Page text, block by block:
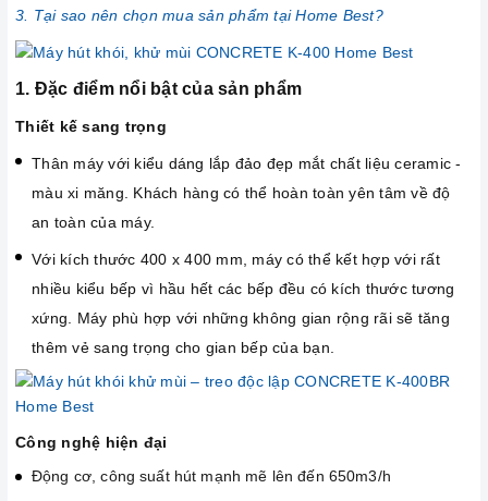
3. Tại sao nên chọn mua sản phẩm tại Home Best?
1. Đặc điểm nổi bật của sản phẩm
Thiết kế sang trọng
Thân máy với kiểu dáng lắp đảo đẹp mắt chất liệu ceramic -
màu xi măng. Khách hàng có thể hoàn toàn yên tâm về độ
an toàn của máy.
Với kích thước 400 x 400 mm, máy có thể kết hợp với rất
nhiều kiểu bếp vì hầu hết các bếp đều có kích thước tương
xứng. Máy phù hợp với những không gian rộng rãi sẽ tăng
thêm vẻ sang trọng cho gian bếp của bạn.
Công nghệ hiện đại
Động cơ, công suất hút mạnh mẽ lên đến 650m3/h